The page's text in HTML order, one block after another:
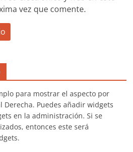
vez que comente.
para mostrar el aspecto por
Puedes añadir widgets
en la administración. Si se
entonces este será